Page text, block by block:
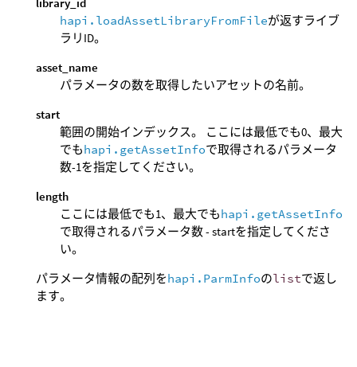
hapi.loadAssetLibraryFromFileが返すライブ
ラリID。
asset_name
パラメータの数を取得したいアセットの名前。
start
範囲の開始インデックス。 ここには最低でも0、最大
でもhapi.getAssetInfoで取得されるパラメータ
数-1を指定してください。
length
ここには最低でも1、最大でもhapi.getAssetInfo
で取得されるパラメータ数 - startを指定してくださ
い。
パラメータ情報の配列をhapi.ParmInfoのlistで返し
ます。